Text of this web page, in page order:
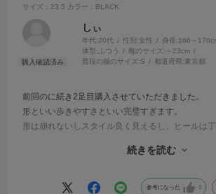
サイズ：23.5 カラー：BLACK
しぃ
年代:20代 性別:女性 身長:166～
体型: ふつう 靴のサイズ: ～23cm
普段の服のサイズ:S 都道府県:東京都
前回のに続き2足目購入させていただきました。
形といい歩きやすさといい完璧すぎます。
形は崩れないしスタイル良く見えるし、ヒールは
使いすぎてヒールが削れたのと底が外れかけてい
今年はバイカラーですが変わらずブラックをチョイ
続きを読む
参考になった 3